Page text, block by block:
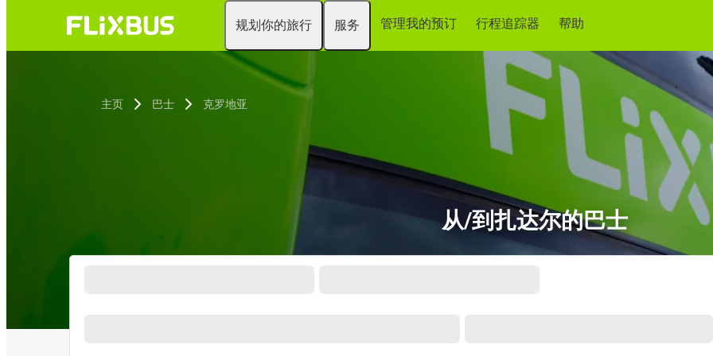
规划你的旅行 服务 管理我的预订 行程追踪器 帮助
主页 巴士 克罗地亚
从/到扎达尔的巴士